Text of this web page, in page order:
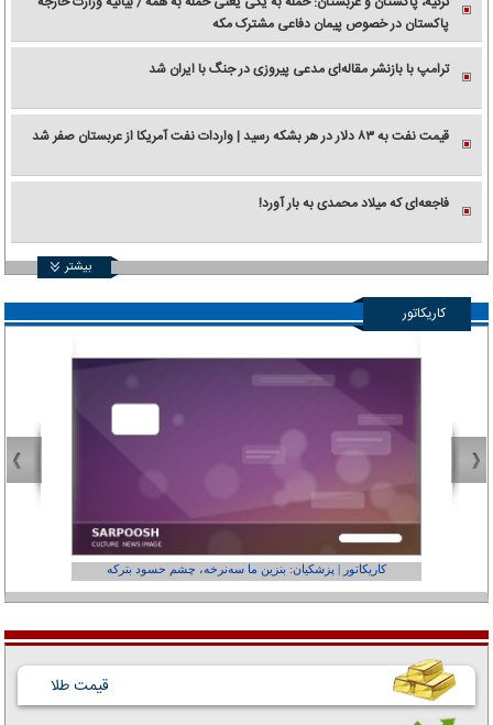
پاکستان در خصوص پیمان دفاعی مشترک مکه
ترامپ با بازنشر مقاله‌ای مدعی پیروزی در جنگ با ایران شد
قیمت نفت به ۸۳ دلار در هر بشکه رسید | واردات نفت آمریکا از عربستان صفر شد
فاجعه‌ای که میلاد محمدی به بار آورد!
بیشتر
کاریکاتور
کاریکاتور | پزشکیان: بنزین ما سه‌نرخه، چشم حسود بترکه
قیمت طلا